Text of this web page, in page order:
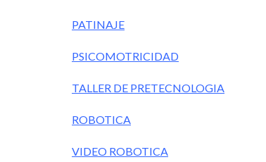
PATINAJE
PSICOMOTRICIDAD
TALLER DE PRETECNOLOGIA
ROBOTICA
VIDEO ROBOTICA